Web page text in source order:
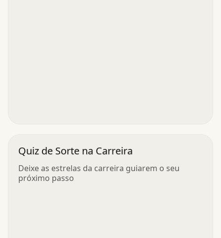
Quiz de Sorte na Carreira
Deixe as estrelas da carreira guiarem o seu
próximo passo